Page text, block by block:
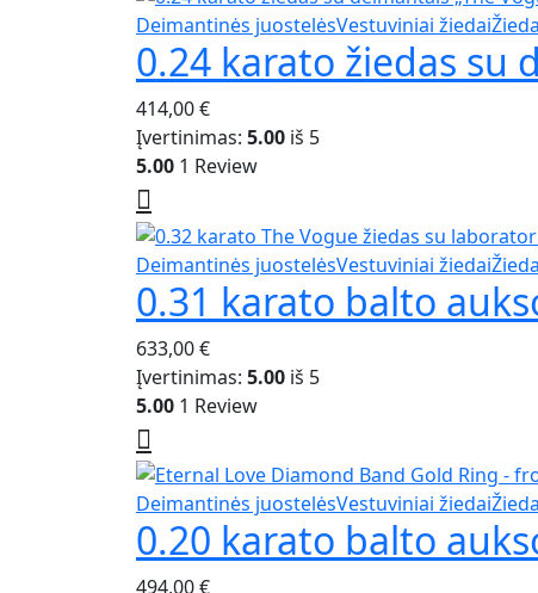
page
options
may
be
chosen
on
the
product
page
This
product
has
multiple
variants.
The
options
may
be
chosen
on
the
product
page
Deimantinės juostelėsVestuviniai žiedai
0.24 karato žiedas su
414,00€
Įvertinimas: 5.00 iš 5
5.00 1 Review
This
product
has
multiple
variants.
The
options
may
be
chosen
on
the
Deimantinės juostelėsVestuviniai žiedai
0.31 karato balto
633,00€
Įvertinimas: 5.00 iš 5
5.00 1 Review
This
product
has
Deimantinės juostelėsVestuviniai žiedai
0.20 karato balto
494,00€